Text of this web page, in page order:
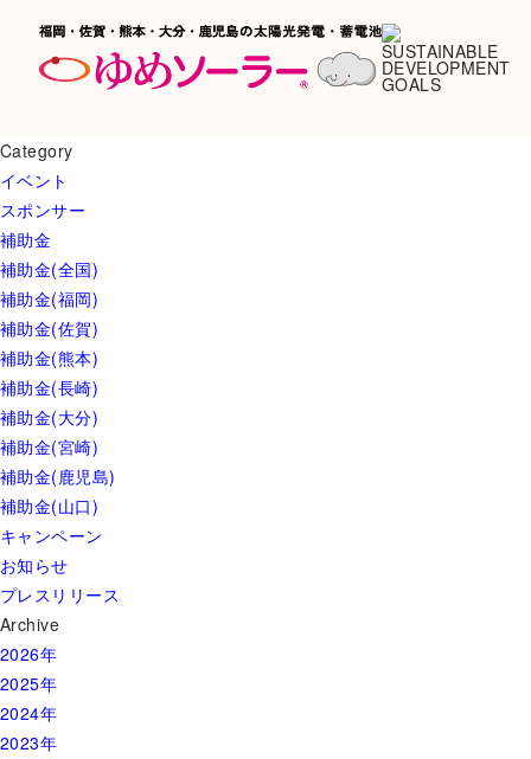
Category
イベント
スポンサー
補助金
補助金(全国)
補助金(福岡)
補助金(佐賀)
補助金(熊本)
補助金(長崎)
補助金(大分)
補助金(宮崎)
補助金(鹿児島)
補助金(山口)
キャンペーン
お知らせ
プレスリリース
Archive
2026年
2025年
2024年
2023年